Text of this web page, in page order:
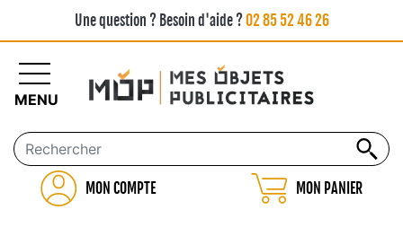
Une question ? Besoin d'aide ?02 85 52 46 26
MON COMPTE MON PANIER
MENU